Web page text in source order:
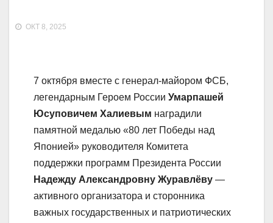
ОКТ 8, 2025
7 октября вместе с генерал-майором ФСБ,
легендарным Героем России Умарпашей
Юсуповичем Халиевым наградили
памятной медалью «80 лет Победы над
Японией» руководителя Комитета
поддержки программ Президента России
Надежду Александровну Журавлёву —
активного организатора и сторонника
важных государственных и патриотических